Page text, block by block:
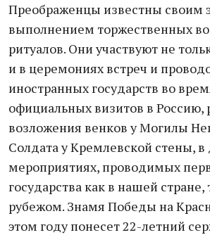
Преображенцы известны своим
выполнением торжественных
ритуалов. Они участвуют не
и в церемониях встреч и
иностранных государств во
официальных визитов в Россию,
возложения венков у Могилы
Солдата у Кремлевской стены, в
мероприятиях, проводимых
государства как в нашей стране,
рубежом. Знамя Победы на
этом году понесет 22-летний